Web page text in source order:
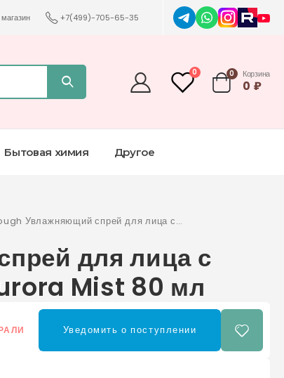
+7(499)-705-65-35
0 0 Корзина
0 ₽
Бытовая химия Другое
Увлажняющий спрей для лица с
для лица с
Mist 80 мл
Уведомить о поступлении